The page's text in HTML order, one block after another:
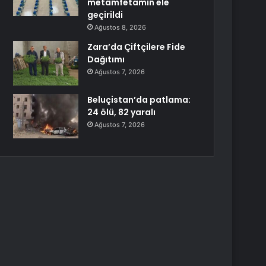
metamfetamin ele
geçirildi
Ağustos 8, 2026
Zara’da Çiftçilere Fide
Dağıtımı
Ağustos 7, 2026
Beluçistan’da patlama:
24 ölü, 82 yaralı
Ağustos 7, 2026